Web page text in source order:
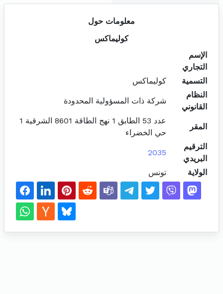
معلومات حول
كوليماكس
الإسم
التجاري
التسمية
كوليماكس
النظام
القانوني
شركة ذات المسؤولية المحدودة
المقر
عدد 53 الطابق 1 نهج الطاقة 8601 الشرقية 1
حي الخضراء
الترقيم
البريدي
2035
الولاية تونس